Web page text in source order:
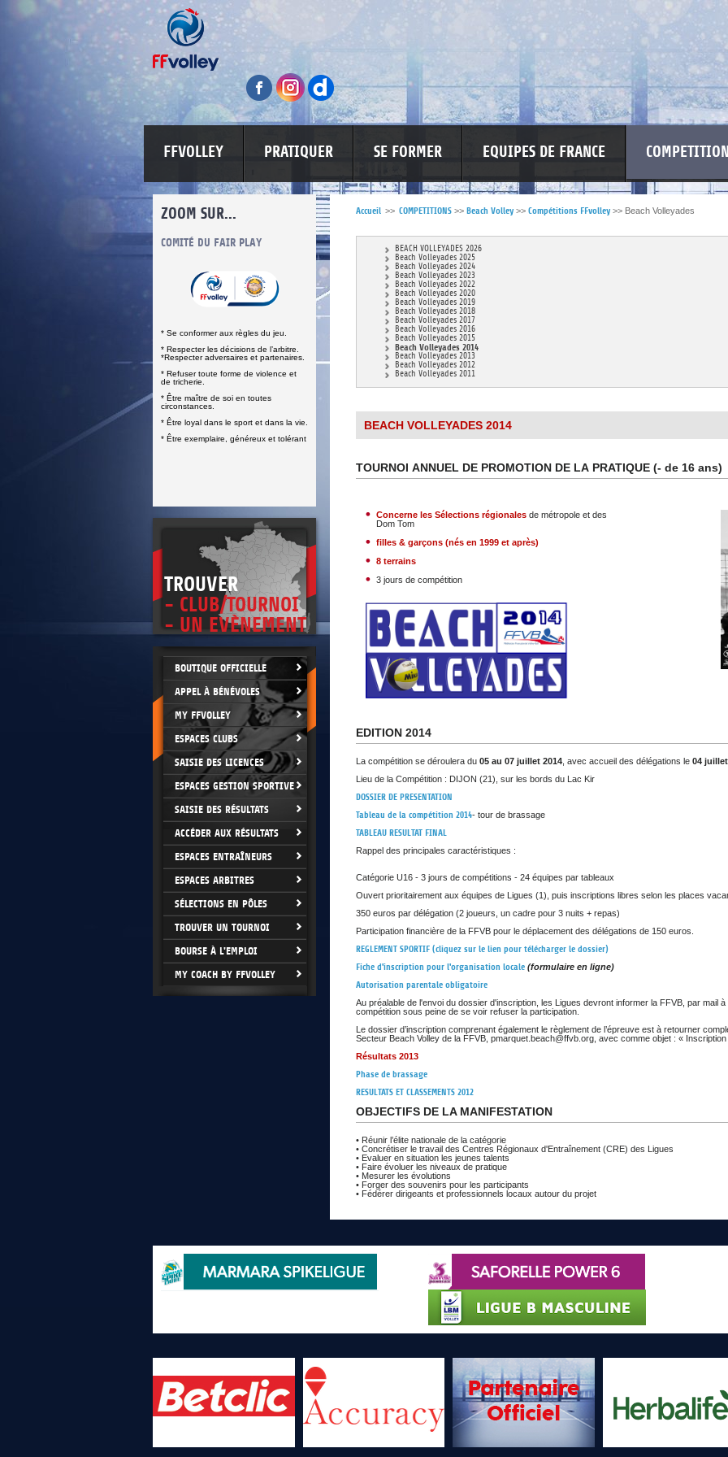
FFVOLLEY PRATIQUER SE FORMER EQUIPES DE FRANCE
ZOOM SUR...
DOCUMENTS UTILES
CLIQUEZ ICI
COMITÉ DU FAIR PLAY
* Se conformer aux règles du jeu.
* Respecter les décisions de l’arbitre.
*Respecter adversaires et partenaires.
* Refuser toute forme de violence et
de tricherie.
* Être maître de soi en toutes
circonstances.
* Être loyal dans le sport et dans la vie.
* Être exemplaire, généreux et tolérant
LUTTE CONTRE LES VIOLENCES MA PETITE SPONSO
COVID-19
CLIQUEZ ICI
TROUVER
- CLUB/TOURNOI
- UN EVÈNEMENT
BOUTIQUE OFFICIELLE
APPEL À BÉNÉVOLES
MY FFVOLLEY
ESPACES CLUBS
SAISIE DES LICENCES
ESPACES GESTION SPORTIVE
SAISIE DES RÉSULTATS
ACCÉDER AUX RÉSULTATS
ESPACES ENTRAÎNEURS
ESPACES ARBITRES
SÉLECTIONS EN PÔLES
TROUVER UN TOURNOI
BOURSE À L'EMPLOI
MY COACH BY FFVOLLEY
Accueil >> COMPETITIONS >> Beach Volley >> Compétitions FFvolley >> Beach Volleyades
BEACH VOLLEYADES 2026
Beach Volleyades 2025
Beach Volleyades 2024
Beach Volleyades 2023
Beach Volleyades 2022
Beach Volleyades 2020
Beach Volleyades 2019
Beach Volleyades 2018
Beach Volleyades 2017
Beach Volleyades 2016
Beach Volleyades 2015
Beach Volleyades 2014
Beach Volleyades 2013
Beach Volleyades 2012
Beach Volleyades 2011
BEACH VOLLEYADES 2014
TOURNOI ANNUEL DE PROMOTION DE LA PRATIQUE (- de 16 ans)
Concerne les Sélections régionales de métropole et des
Dom Tom
filles & garçons (nés en 1999 et après)
8 terrains
3 jours de compétition
EDITION 2014
La compétition se déroulera du 05 au 07 juillet 2014 , avec accueil des délégations le 04 juillet
Lieu de la Compétition : DIJON (21), sur les bords du Lac Kir
DOSSIER DE PRESENTATION
Tableau de la compétition 2014- tour de brassage
TABLEAU RESULTAT FINAL
Rappel des principales caractéristiques :
Catégorie U16 - 3 jours de compétitions - 24 équipes par tableaux
Ouvert prioritairement aux équipes de Ligues (1), puis inscriptions libres selon les places
350 euros par délégation (2 joueurs, un cadre pour 3 nuits + repas)
Participation financière de la FFVB pour le déplacement des délégations de 150 euros.
REGLEMENT SPORTIF (cliquez sur le lien pour télécharger le dossier)
Fiche d'inscription pour l'organisation locale (formulaire en ligne)
Autorisation parentale obligatoire
Au préalable de l'envoi du dossier d'inscription, les Ligues devront informer la FFVB, par mail à
compétition sous peine de se voir refuser la participation.
Le dossier d’inscription comprenant également le règlement de l’épreuve est à retourner
Secteur Beach Volley de la FFVB, pmarquet.beach@ffvb.org, avec comme objet : «
Résultats 2013
Phase de brassage
RESULTATS ET CLASSEMENTS 2012
OBJECTIFS DE LA MANIFESTATION
• Réunir l’élite nationale de la catégorie
• Concrétiser le travail des Centres Régionaux d'Entraînement (CRE) des Ligues
• Evaluer en situation les jeunes talents
• Faire évoluer les niveaux de pratique
• Mesurer les évolutions
• Forger des souvenirs pour les participants
• Fédérer dirigeants et professionnels locaux autour du projet